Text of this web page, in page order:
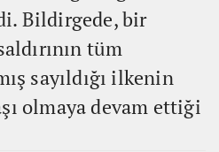
Bildirgede, bir
tüm
sayıldığı ilkenin
olmaya devam ettiği